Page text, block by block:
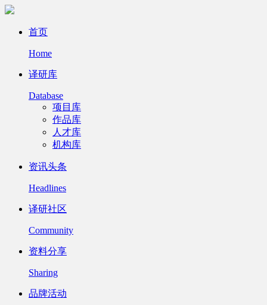
首页
Home
译研库
Database
项目库
作品库
人才库
机构库
资讯头条
Headlines
译研社区
Community
资料分享
Sharing
品牌活动